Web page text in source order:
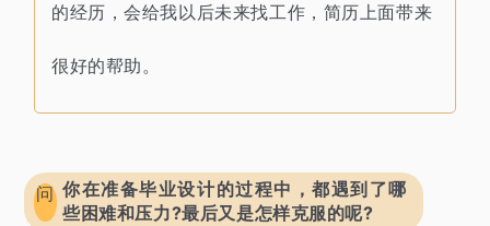
的经历，会给我以后未来找工作， 简历上面带来
很好的帮助。
问 你在准备毕业设计的过程中，都遇到了哪
些困难和压力?最后又是怎样克服的呢?